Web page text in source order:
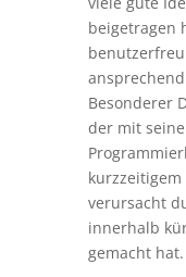
beigetragen
Besonderer
der mit
kurzzeitigem
verursacht
innerhalb
gemacht hat.